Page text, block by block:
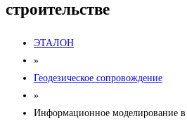
строительстве
ЭТАЛОН
»
Геодезическое сопровождение
»
Информационное моделирование в